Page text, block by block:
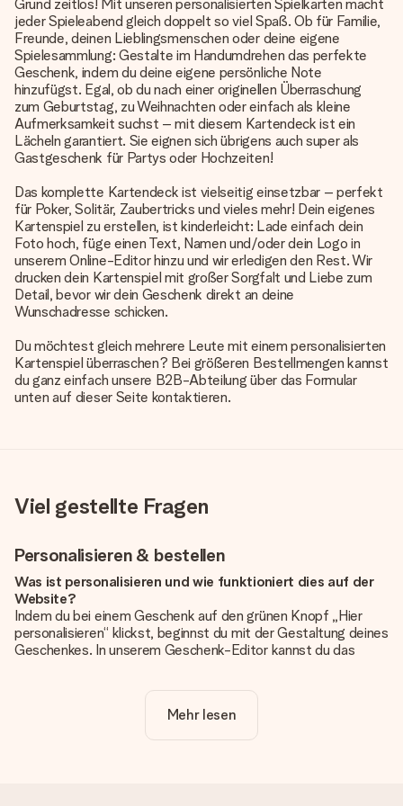
Grund zeitlos! Mit unseren personalisierten Spielkarten macht
jeder Spieleabend gleich doppelt so viel Spaß. Ob für Familie,
Freunde, deinen Lieblingsmenschen oder deine eigene
Spielesammlung: Gestalte im Handumdrehen das perfekte
Geschenk, indem du deine eigene persönliche Note
hinzufügst. Egal, ob du nach einer originellen Überraschung
zum Geburtstag, zu Weihnachten oder einfach als kleine
Aufmerksamkeit suchst – mit diesem Kartendeck ist ein
Lächeln garantiert. Sie eignen sich übrigens auch super als
Gastgeschenk für Partys oder Hochzeiten!
Das komplette Kartendeck ist vielseitig einsetzbar – perfekt
für Poker, Solitär, Zaubertricks und vieles mehr! Dein eigenes
Kartenspiel zu erstellen, ist kinderleicht: Lade einfach dein
Foto hoch, füge einen Text, Namen und/oder dein Logo in
unserem Online-Editor hinzu und wir erledigen den Rest. Wir
drucken dein Kartenspiel mit großer Sorgfalt und Liebe zum
Detail, bevor wir dein Geschenk direkt an deine
Wunschadresse schicken.
Du möchtest gleich mehrere Leute mit einem personalisierten
Kartenspiel überraschen? Bei größeren Bestellmengen kannst
du ganz einfach unsere B2B-Abteilung über das Formular
unten auf dieser Seite kontaktieren.
Viel gestellte Fragen
Personalisieren & bestellen
Was ist personalisieren und wie funktioniert dies auf der
Website?
Indem du bei einem Geschenk auf den grünen Knopf „Hier
personalisieren“ klickst, beginnst du mit der Gestaltung deines
Geschenkes. In unserem Geschenk-Editor kannst du das
noch eines unserer angebotenen Designs, um deinem
Geschenk die perfekte Ausstrahlung zu verleihen.
Mehr lesen